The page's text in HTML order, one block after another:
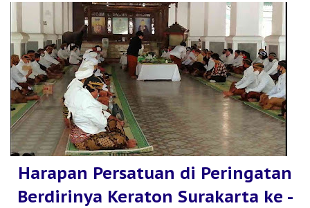
Harapan Persatuan di Peringatan
Berdirinya Keraton Surakarta ke -